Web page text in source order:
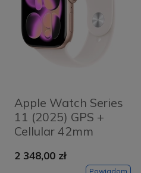
Apple Watch Series
11 (2025) GPS +
Cellular 42mm
aluminiowa Rose
2 348,00 zł
Powiadom